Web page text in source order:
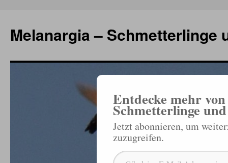
springen
Melanargia – Schmetterlinge
Entdecke mehr
Schmetterlinge
Jetzt abonnieren, um
zuzugreifen.
Gib deine E-Mail-Adresse ein ...